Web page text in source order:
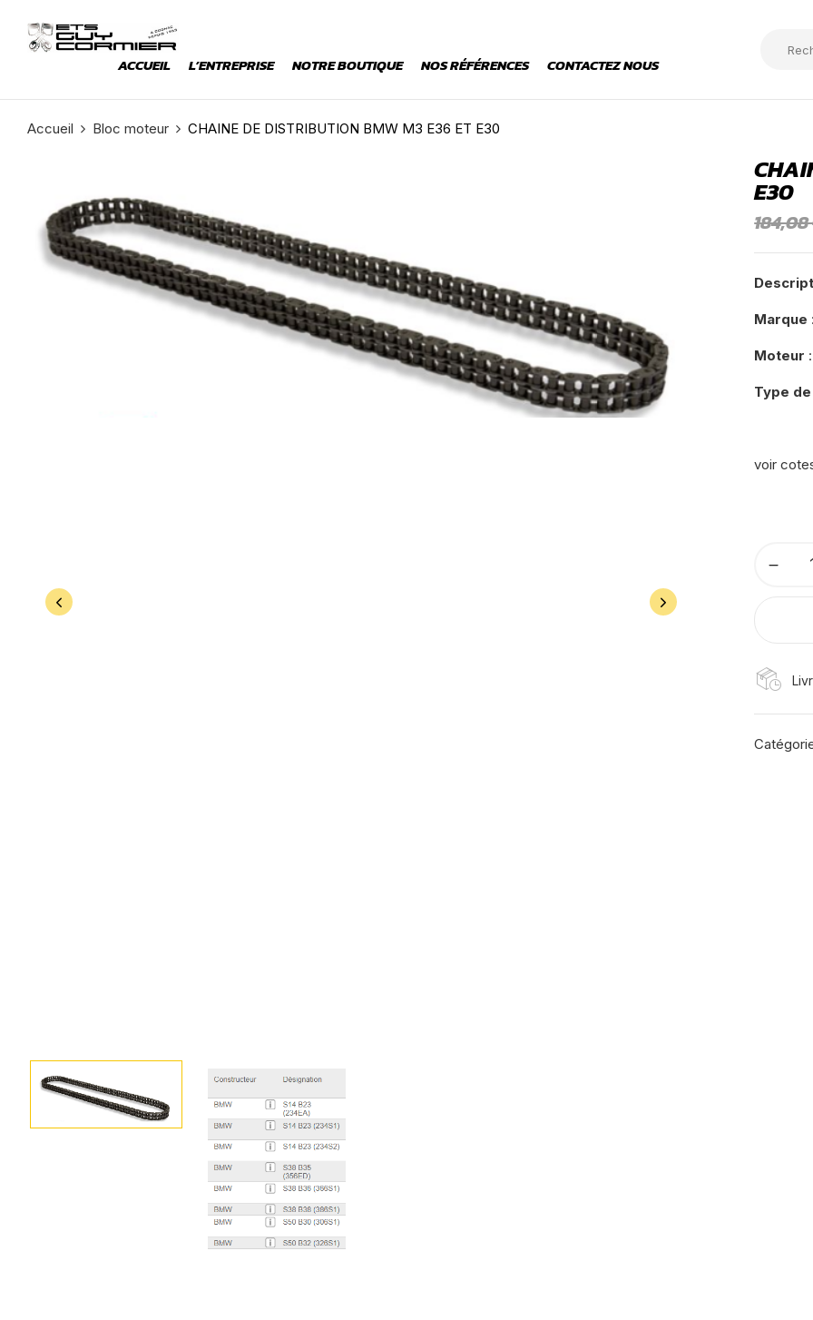
ACCUEIL L’ENTREPRISE NOTRE BOUTIQUE NOS RÉFÉRENCES CONTACTEZ NOUS
Accueil Bloc moteur CHAINE DE DISTRIBUTION BMW M3 E36 ET E30
E30
184,08
Marque
Moteur
Type
voir